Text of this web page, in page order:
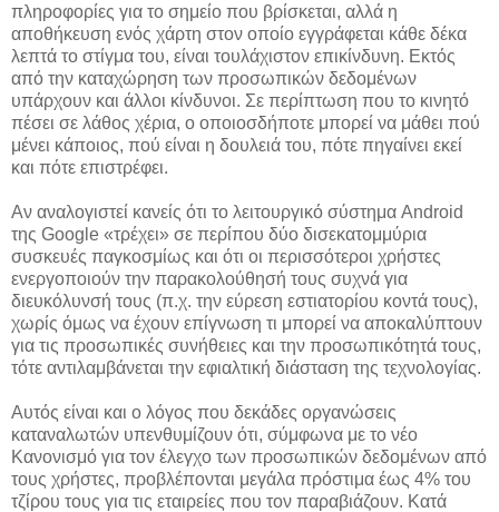
πληροφορίες για το σημείο που βρίσκεται, αλλά η
αποθήκευση ενός χάρτη στον οποίο εγγράφεται κάθε δέκα
λεπτά το στίγμα του, είναι τουλάχιστον επικίνδυνη. Εκτός
από την καταχώρηση των προσωπικών δεδομένων
υπάρχουν και άλλοι κίνδυνοι. Σε περίπτωση που το κινητό
πέσει σε λάθος χέρια, ο οποιοσδήποτε μπορεί να μάθει πού
μένει κάποιος, πού είναι η δουλειά του, πότε πηγαίνει εκεί
και πότε επιστρέφει.
Αν αναλογιστεί κανείς ότι το λειτουργικό σύστημα Android
της Google «τρέχει» σε περίπου δύο δισεκατομμύρια
συσκευές παγκοσμίως και ότι οι περισσότεροι χρήστες
ενεργοποιούν την παρακολούθησή τους συχνά για
διευκόλυνσή τους (π.χ. την εύρεση εστιατορίου κοντά τους),
χωρίς όμως να έχουν επίγνωση τι μπορεί να αποκαλύπτουν
για τις προσωπικές συνήθειες και την προσωπικότητά τους,
τότε αντιλαμβάνεται την εφιαλτική διάσταση της τεχνολογίας.
Αυτός είναι και ο λόγος που δεκάδες οργανώσεις
καταναλωτών υπενθυμίζουν ότι, σύμφωνα με το νέο
Κανονισμό για τον έλεγχο των προσωπικών δεδομένων από
τους χρήστες, προβλέπονται μεγάλα πρόστιμα έως 4% του
τζίρου τους για τις εταιρείες που τον παραβιάζουν. Κατά